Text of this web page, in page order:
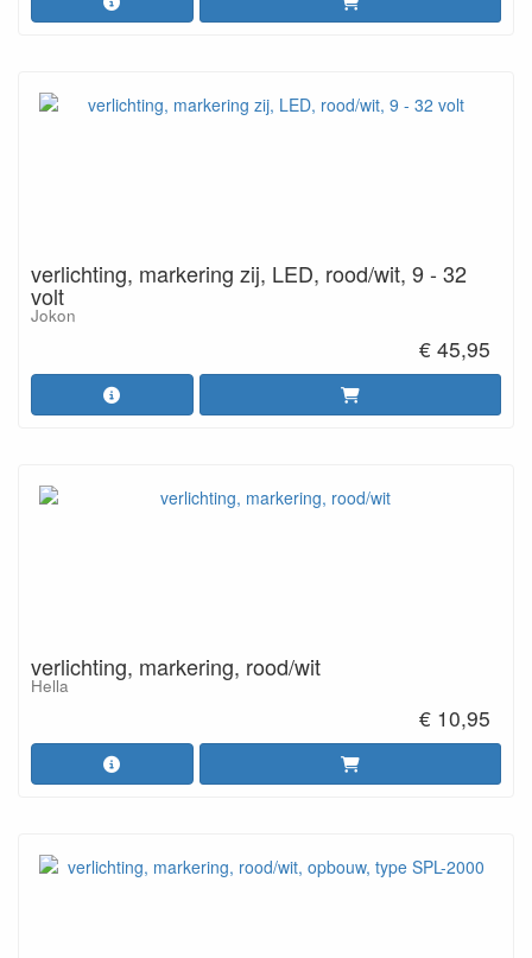
verlichting, markering zij, LED, rood/wit, 9 - 32
volt
Jokon
€ 45,95
verlichting, markering, rood/wit
Hella
€ 10,95